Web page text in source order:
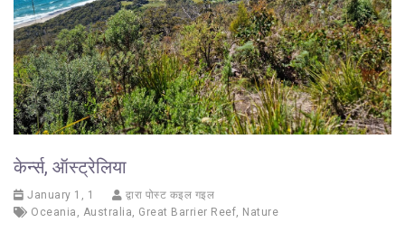
केर्न्स, ऑस्ट्रेलिया
January 1, 1
द्वारा पोस्ट कइल गइल
Oceania , Australia, Great Barrier Reef, Nature